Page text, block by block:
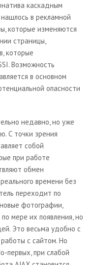
каскадным
в рекламной
которые изменяются
страницы,
которые
Возможность
в основном
опасности
недавно, но уже
С точки зрения
собой
при работе
обмен
времени без
переходит по
фотографии,
мере их появления, но
Это весьма удобно с
с сайтом. Но
первых, при слабой